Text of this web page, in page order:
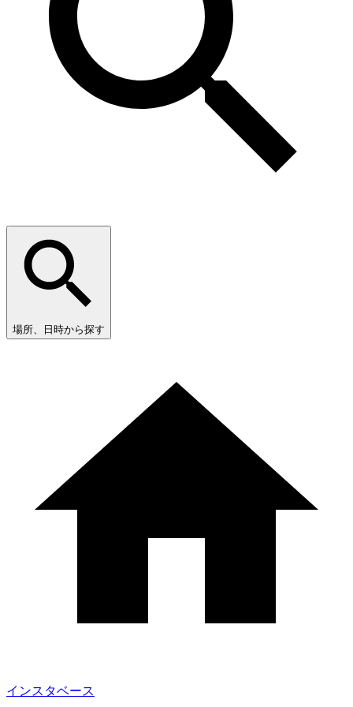
場所、日時から探す
インスタベース